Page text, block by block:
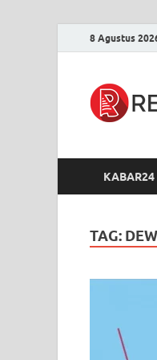
8 Agustus
KABAR24
TAG: